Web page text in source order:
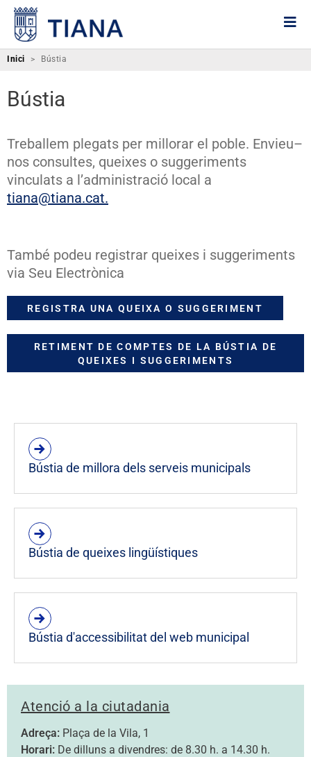
Inici > Bústia
Bústia
Treballem plegats per millorar el poble. Envieu–
nos consultes, queixes o suggeriments
vinculats a l’administració local a
tiana@tiana.cat.
També podeu registrar queixes i suggeriments
via Seu Electrònica
REGISTRA UNA QUEIXA O SUGGERIMENT
RETIMENT DE COMPTES DE LA BÚSTIA DE
QUEIXES I SUGGERIMENTS
Bústia de millora dels serveis municipals
Bústia de queixes lingüístiques
Bústia d'accessibilitat del web municipal
Atenció a la ciutadania
Adreça: Plaça de la Vila, 1
Horari: De dilluns a divendres: de 8.30 h. a 14.30 h.